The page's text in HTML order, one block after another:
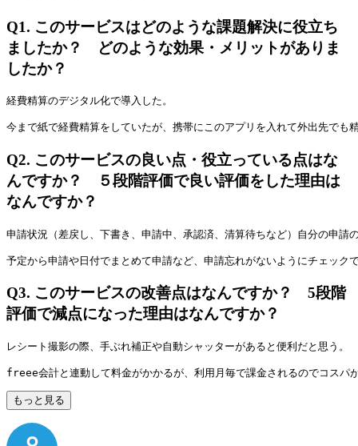
Q1. このサービスはどのような課題解決に役立ち
ましたか？ どのような効果・メリットがありま
したか？
経費精算のデジタル化で導入した。
今まで紙で経費精算をしていたが、携帯にこのアプリを入れて外出先でも
Q2. このサービスの良い点・役立っている点はな
んですか？ ５段階評価で良い評価をした理由は
なんですか？
申請状況（差戻し、下書き、申請中、承認済、清算待ちなど）自分の申請
予定から申請や日付でまとめて申請など、申請忘れがないようにチェック
Q3. このサービスの改善点はなんですか？ 5段階
評価で減点になった理由はなんですか？
レシート撮影の際、手ぶれ補正や自動シャッターがあると便利だと思う。
freee会計と連動して料金がかかるが、利用月毎で課金されるのでコスパ
もっと見る